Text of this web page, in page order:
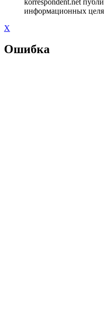
информационных
X
Ошибка